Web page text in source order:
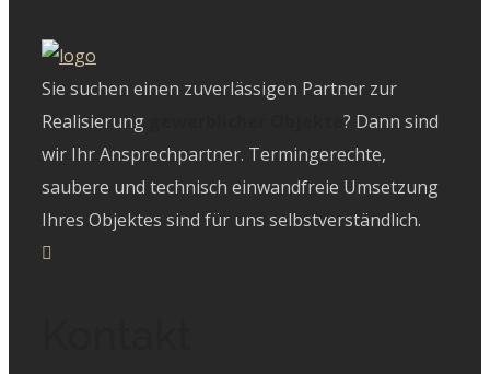
Sie suchen einen zuverlässigen Partner zur
Realisierung
? Dann sind
wir Ihr Ansprechpartner. Termingerechte,
saubere und technisch einwandfreie Umsetzung
Ihres Objektes sind für uns selbstverständlich.